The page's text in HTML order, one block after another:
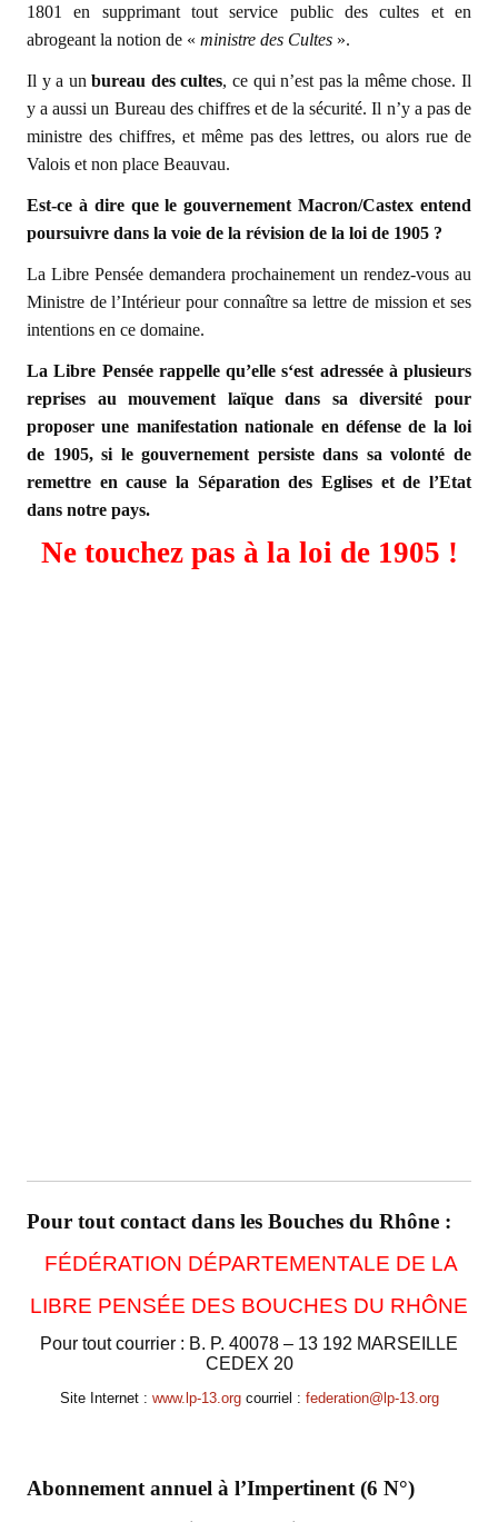
1801 en supprimant tout service public des cultes et en
abrogeant la notion de « ministre des Cultes ».
Il y a unbureau des cultes, ce qui n’est pas la même chose. Il
y a aussi un Bureau des chiffres et de la sécurité. Il n’y a pas de
ministre des chiffres, et même pas des lettres, ou alors rue de
Valois et non place Beauvau.
Est-ce à dire que le gouvernement Macron/Castex entend
poursuivre dans la voie de la révision de la loi de 1905 ?
La Libre Pensée demandera prochainement un rendez-vous au
Ministre de l’Intérieur pour connaître sa lettre de mission et ses
intentions en ce domaine.
La Libre Pensée rappelle qu’elle s‘est adressée à plusieurs
reprises au mouvement laïque dans sa diversité pour
proposer une manifestation nationale en défense de la loi
de 1905, si le gouvernement persiste dans sa volonté de
remettre en cause la Séparation des Eglises et de l’Etat
dans notre pays.
Ne touchez pas à la loi de 1905 !
Pour tout contact dans les Bouches du Rhône :
FÉDÉRATION DÉPARTEMENTALE DE LA
LIBRE PENSÉE DES BOUCHES DU RHÔNE
Pour tout courrier : B. P. 40078 – 13 192 MARSEILLE
CEDEX 20
Site Internet : www.lp-13.orgcourriel : federation@lp-13.org
Abonnement annuel à l’Impertinent (6 N°)